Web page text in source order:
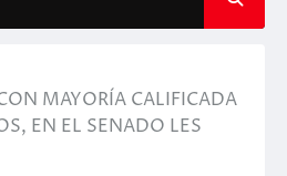
MAYORÍA CALIFICADA
EN EL SENADO LES